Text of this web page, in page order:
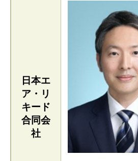
日本エ
ア・リ
キード
合同会
社